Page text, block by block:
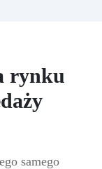
rynku
samego